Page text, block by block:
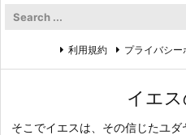
イエ
そこでイエスは、その信じたユ
利用規約 プライバシー